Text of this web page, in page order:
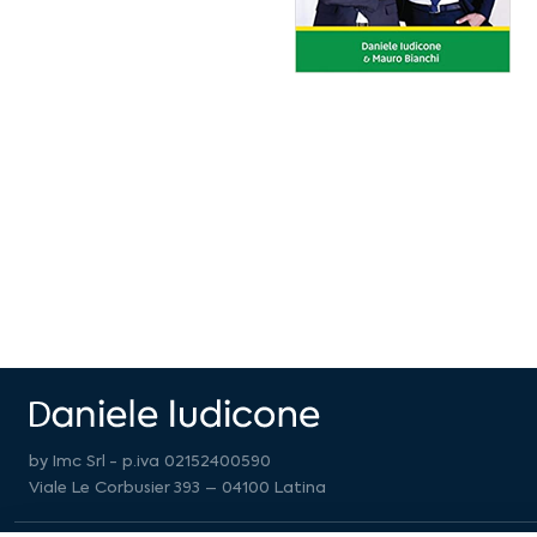
by Imc Srl - p.iva 02152400590
Viale Le Corbusier 393 – 04100 Latina